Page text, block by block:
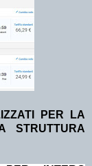
PER LA
STRUTTURA